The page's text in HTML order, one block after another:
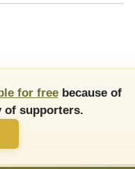
for freebecause of
of supporters.